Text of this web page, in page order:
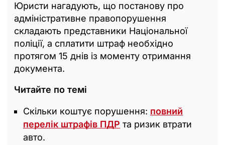
Юристи нагадують, що постанову про
адміністративне правопорушення
складають представники Національної
поліції, а сплатити штраф необхідно
протягом 15 днів із моменту отримання
документа.
Читайте по темі
Скільки коштує порушення: повний
перелік штрафів ПДР та ризик втрати
авто.